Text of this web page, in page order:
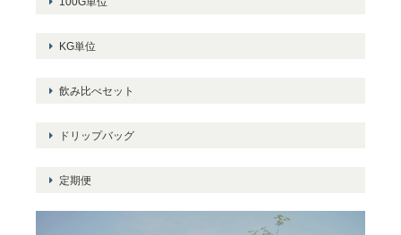
KG単位
飲み比べセット
ドリップバッグ
定期便